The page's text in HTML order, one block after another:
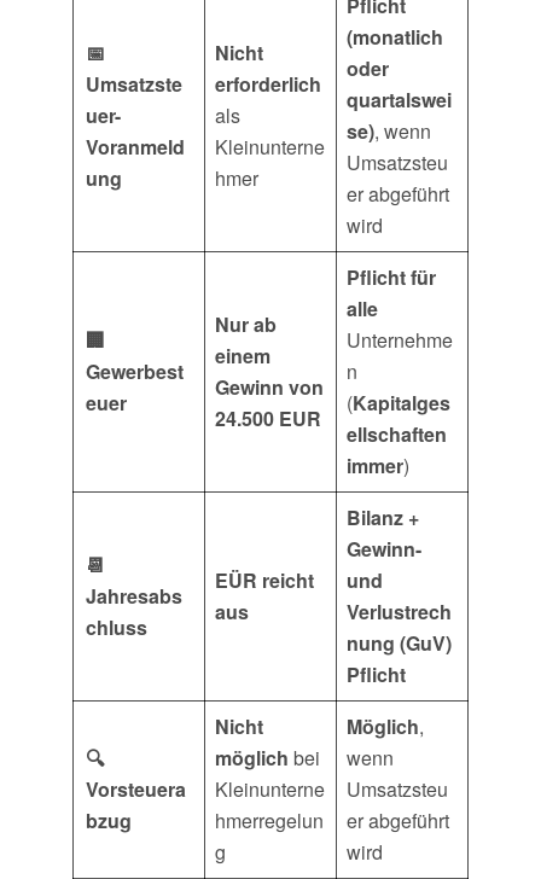
📅
Umsatzste
uer-
Voranmeld
ung
Nicht
erforderlich
als
Kleinunterne
hmer
Pflicht
(monatlich
oder
quartalswei
se), wenn
Umsatzsteu
er abgeführt
wird
🏢
Gewerbest
euer
Nur ab
einem
Gewinn von
24.500 EUR
Pflicht für
alle
Unternehme
n
(Kapitalges
ellschaften
immer)
📆
Jahresabs
chluss
EÜR reicht
aus
Bilanz +
Gewinn-
und
Verlustrech
nung (GuV)
Pflicht
🔍
Vorsteuera
bzug
Nicht
möglich bei
Kleinunterne
hmerregelun
g
Möglich,
wenn
Umsatzsteu
er abgeführt
wird